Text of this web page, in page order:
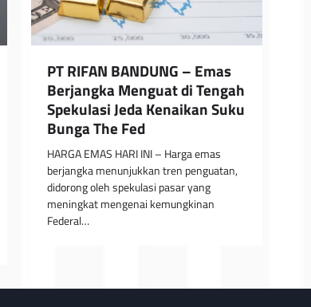
PT RIFAN BANDUNG – Emas
Berjangka Menguat di Tengah
Spekulasi Jeda Kenaikan Suku
Bunga The Fed
HARGA EMAS HARI INI – Harga emas
berjangka menunjukkan tren penguatan,
didorong oleh spekulasi pasar yang
meningkat mengenai kemungkinan
Federal…